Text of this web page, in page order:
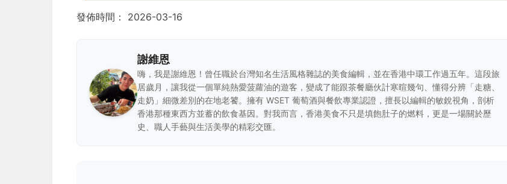
發佈時間： 2026-03-16
謝維恩
嗨，我是謝維恩！曾任職於台灣知名生活風格雜誌的美食編輯，並在香港中環工作過五年。這段旅
居歲月，讓我從一個單純熱愛菠蘿油的遊客，變成了能跟茶餐廳伙計寒暄幾句、懂得分辨「走糖、
走奶」細微差別的在地老饕。擁有 WSET 葡萄酒與餐飲專業認證，擅長以編輯的敏銳視角，剖析
香港那種東西方並蓄的飲食基因。對我而言，香港美食不只是填飽肚子的燃料，更是一場關於歷
史、職人手藝與生活美學的精彩交匯。